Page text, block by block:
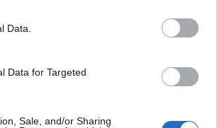
Data.
Data for Targeted
Sale, and/or Sharing